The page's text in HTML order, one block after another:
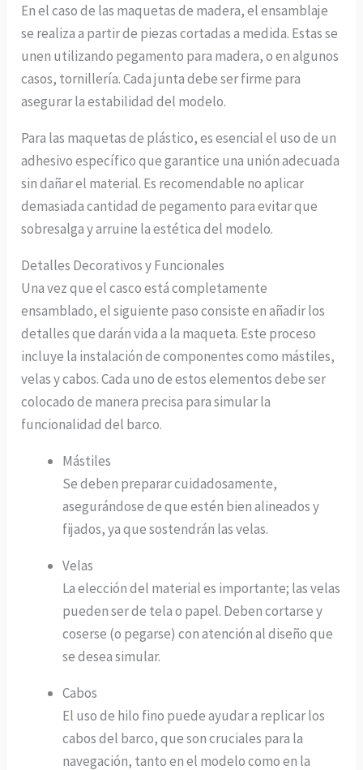
En el caso de las maquetas de madera, el ensamblaje
se realiza a partir de piezas cortadas a medida. Estas se
unen utilizando pegamento para madera, o en algunos
casos, tornillería. Cada junta debe ser firme para
asegurar la estabilidad del modelo.
Para las maquetas de plástico, es esencial el uso de un
adhesivo específico que garantice una unión adecuada
sin dañar el material. Es recomendable no aplicar
demasiada cantidad de pegamento para evitar que
sobresalga y arruine la estética del modelo.
Detalles Decorativos y Funcionales
Una vez que el casco está completamente
ensamblado, el siguiente paso consiste en añadir los
detalles que darán vida a la maqueta. Este proceso
incluye la instalación de componentes como mástiles,
velas y cabos. Cada uno de estos elementos debe ser
colocado de manera precisa para simular la
funcionalidad del barco.
Mástiles
Se deben preparar cuidadosamente,
asegurándose de que estén bien alineados y
fijados, ya que sostendrán las velas.
Velas
La elección del material es importante; las velas
pueden ser de tela o papel. Deben cortarse y
coserse (o pegarse) con atención al diseño que
se desea simular.
Cabos
El uso de hilo fino puede ayudar a replicar los
cabos del barco, que son cruciales para la
navegación, tanto en el modelo como en la